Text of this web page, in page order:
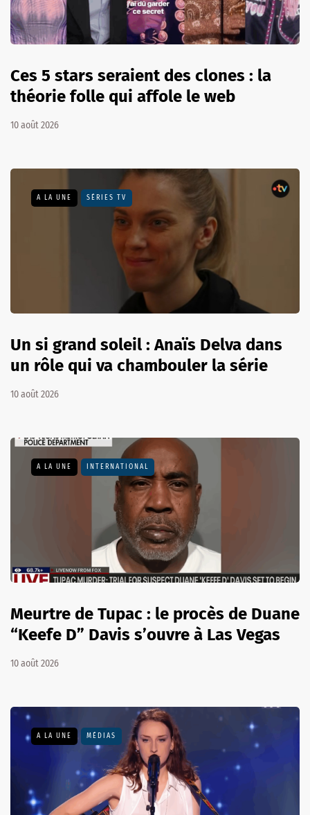
Ces 5 stars seraient des clones : la
théorie folle qui affole le web
10 août 2026
A LA UNE SÉRIES TV
Un si grand soleil : Anaïs Delva dans
un rôle qui va chambouler la série
10 août 2026
A LA UNE INTERNATIONAL
Meurtre de Tupac : le procès de Duane
“Keefe D” Davis s’ouvre à Las Vegas
10 août 2026
A LA UNE MÉDIAS